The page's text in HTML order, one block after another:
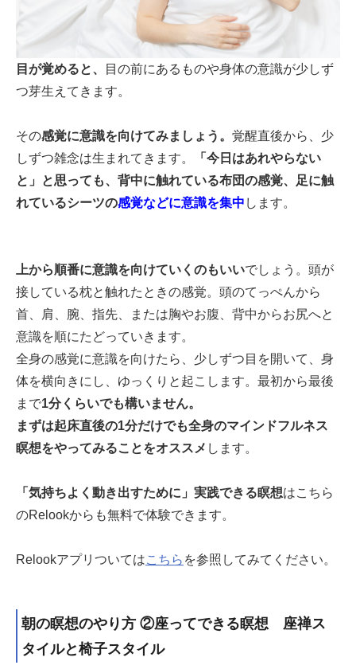
目が覚めると、
目の前にあるものや身体の意識が少しず
つ芽生えてきます。
その感覚に意識を向けてみましょう。 覚醒直後から、少
しずつ雑念は生まれてきます。
「今日はあれやらない
と」と思っても、背中に触れている布団の感覚、足に触
れているシーツの感覚などに意識を集中 します。
上から順番に意識を向けていくのもいいでしょう。頭が
接している枕と触れたときの感覚。頭のてっぺんから
首、肩、腕、指先、または胸やお腹、背中からお尻へと
意識を順にたどっていきます。
全身の感覚に意識を向けたら、少しずつ目を開いて、身
体を横向きにし、ゆっくりと起こします。最初から最後
まで1分くらいでも構いません。
まずは起床直後の1分だけでも全身のマインドフルネス
瞑想をやってみることをオススメ します。
「気持ちよく動き出すために」実践できる瞑想はこちら
のRelookからも無料で体験できます。
Relookアプリついてはこちら を参照してみてください。
朝の瞑想のやり方 ②座ってできる瞑想 座禅ス
タイルと椅子スタイル